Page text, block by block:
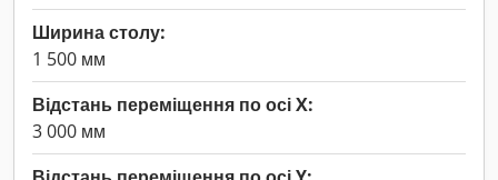
Ширина столу:
1 500 мм
Відстань переміщення по осі X:
3 000 мм